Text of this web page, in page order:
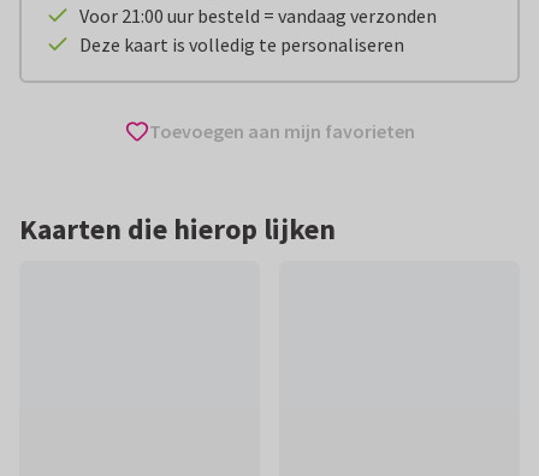
Voor 21:00 uur besteld = vandaag verzonden
Deze kaart is volledig te personaliseren
Toevoegen aan mijn favorieten
Kaarten die hierop lijken